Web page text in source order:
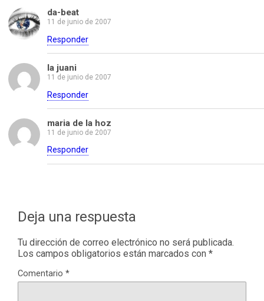
da-beat
11 de junio de 2007
Responder
la juani
11 de junio de 2007
Responder
maria de la hoz
11 de junio de 2007
Responder
Deja una respuesta
Tu dirección de correo electrónico no será publicada.
Los campos obligatorios están marcados con *
Comentario *